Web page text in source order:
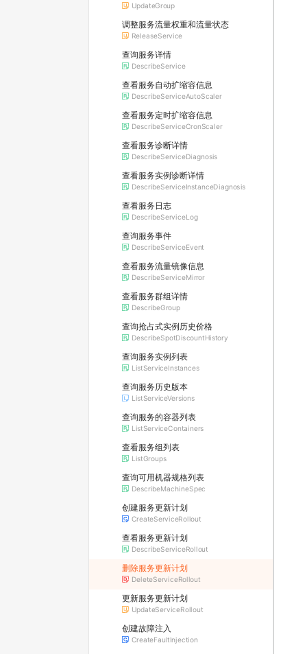
UpdateGroup
调整服务流量权重和流量状态
ReleaseService
查询服务详情
DescribeService
查看服务自动扩缩容信息
DescribeServiceAutoScaler
查看服务定时扩缩容信息
DescribeServiceCronScaler
查看服务诊断详情
DescribeServiceDiagnosis
查看服务实例诊断详情
DescribeServiceInstanceDiagnosis
查看服务日志
DescribeServiceLog
查询服务事件
DescribeServiceEvent
查看服务流量镜像信息
DescribeServiceMirror
查看服务群组详情
DescribeGroup
查询抢占式实例历史价格
DescribeSpotDiscountHistory
查询服务实例列表
ListServiceInstances
查询服务历史版本
ListServiceVersions
查询服务的容器列表
ListServiceContainers
查看服务组列表
ListGroups
查询可用机器规格列表
DescribeMachineSpec
创建服务更新计划
CreateServiceRollout
查看服务更新计划
DescribeServiceRollout
删除服务更新计划
DeleteServiceRollout
更新服务更新计划
UpdateServiceRollout
创建故障注入
CreateFaultInjection